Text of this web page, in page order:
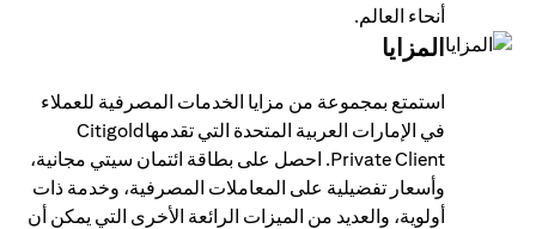
أنحاء العالم.
المزايا
استمتع بمجموعة من مزايا الخدمات المصرفية للعملاء
في الإمارات العربية المتحدة التي تقدمهاCitigold
Private Client. احصل على بطاقة ائتمان سيتي مجانية،
وأسعار تفضيلية على المعاملات المصرفية، وخدمة ذات
أولوية، والعديد من الميزات الرائعة الأخرى التي يمكن أن